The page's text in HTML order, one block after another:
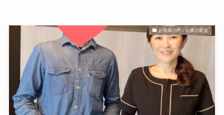
お客様の声：お腹の変化